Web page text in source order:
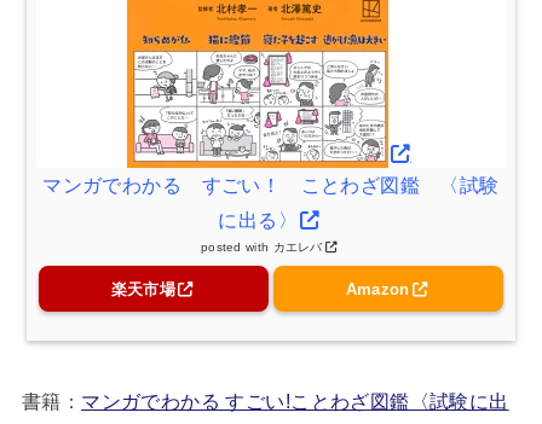
マンガでわかる すごい！ ことわざ図鑑 〈試験
に出る〉
posted with カエレバ
楽天市場 Amazon
書籍： マンガでわかる すごい!ことわざ図鑑〈試験に出